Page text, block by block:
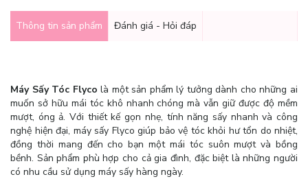
Thông tin sản phẩm Đánh giá - Hỏi đáp
Máy Sấy Tóc Flyco là một sản phẩm lý tưởng dành cho những ai
muốn sở hữu mái tóc khô nhanh chóng mà vẫn giữ được độ mềm
mượt, óng ả. Với thiết kế gọn nhẹ, tính năng sấy nhanh và công
nghệ hiện đại, máy sấy Flyco giúp bảo vệ tóc khỏi hư tổn do nhiệt,
đồng thời mang đến cho bạn một mái tóc suôn mượt và bồng
bềnh. Sản phẩm phù hợp cho cả gia đình, đặc biệt là những người
có nhu cầu sử dụng máy sấy hàng ngày.